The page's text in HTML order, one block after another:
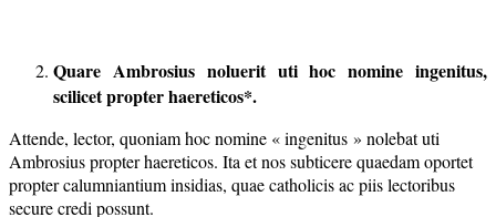
Quare Ambrosius noluerit uti hoc nomine ingenitus,
scilicet propterhaereticos*.
Attende, lector, quoniam hoc nomine « ingenitus » nolebat uti
Ambrosius propter haereticos. Ita et nos subticere quaedam oportet
propter calumniantium insidias, quae catholicis ac piis lectoribus
secure credi possunt.